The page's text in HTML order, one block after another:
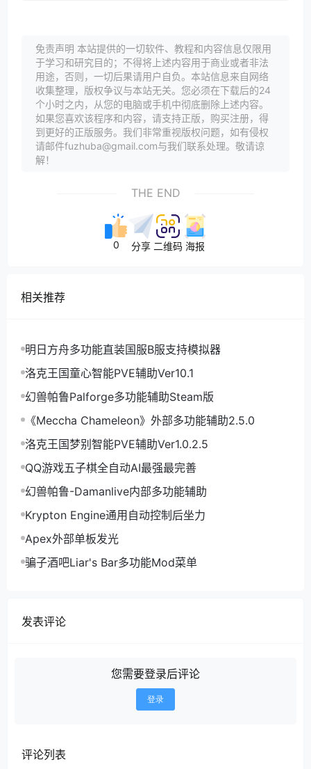
免责声明 本站提供的一切软件、教程和内容信息仅限用
于学习和研究目的；不得将上述内容用于商业或者非法
用途，否则，一切后果请用户自负。本站信息来自网络
收集整理，版权争议与本站无关。您必须在下载后的24
个小时之内，从您的电脑或手机中彻底删除上述内容。
如果您喜欢该程序和内容，请支持正版，购买注册，得
到更好的正版服务。我们非常重视版权问题，如有侵权
请邮件fuzhuba@gmail.com与我们联系处理。敬请谅
解！
THE END
0 分享 二维码 海报
相关推荐
明日方舟多功能直装国服B服支持模拟器
洛克王国童心智能PVE辅助Ver10.1
幻兽帕鲁Palforge多功能辅助Steam版
《Meccha Chameleon》外部多功能辅助2.5.0
洛克王国梦别智能PVE辅助Ver1.0.2.5
QQ游戏五子棋全自动AI最强最完善
幻兽帕鲁-Damanlive内部多功能辅助
Krypton Engine通用自动控制后坐力
Apex外部单板发光
骗子酒吧Liar's Bar多功能Mod菜单
发表评论
您需要登录后评论
登录
评论列表